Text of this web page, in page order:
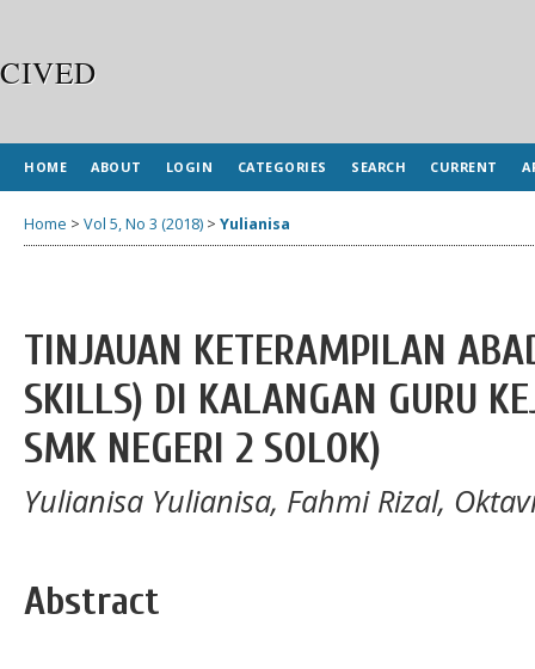
CIVED
HOME ABOUT LOGIN CATEGORIES SEARCH CURRENT
Home > Vol 5, No 3 (2018) > Yulianisa
TINJAUAN KETERAMPILAN
SKILLS) DI KALANGAN GURU
SMK NEGERI 2 SOLOK)
Yulianisa Yulianisa, Fahmi Rizal,
Abstract